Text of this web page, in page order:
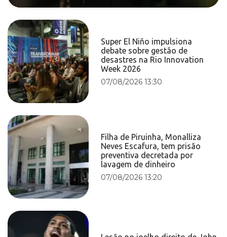
Super El Niño impulsiona
debate sobre gestão de
desastres na Rio Innovation
Week 2026
07/08/2026 13:30
Filha de Piruinha, Monalliza
Neves Escafura, tem prisão
preventiva decretada por
lavagem de dinheiro
07/08/2026 13:20